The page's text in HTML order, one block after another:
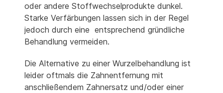
oder andere Stoffwechselprodukte dunkel.
Starke Verfärbungen lassen sich in der Regel
jedoch durch eine entsprechend gründliche
Behandlung vermeiden.
Die Alternative zu einer Wurzelbehandlung ist
leider oftmals die Zahnentfernung mit
anschließendem Zahnersatz und/oder einer